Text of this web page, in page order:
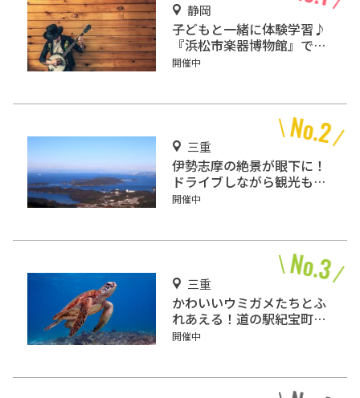
静岡
子どもと一緒に体験学習♪
『浜松市楽器博物館』で世
界の楽器を鑑賞しよう！
開催中
三重
伊勢志摩の絶景が眼下に！
ドライブしながら観光もで
きる「伊勢志摩スカイライ
開催中
三重
かわいいウミガメたちとふ
れあえる！道の駅紀宝町
「ウミガメ公園」
開催中